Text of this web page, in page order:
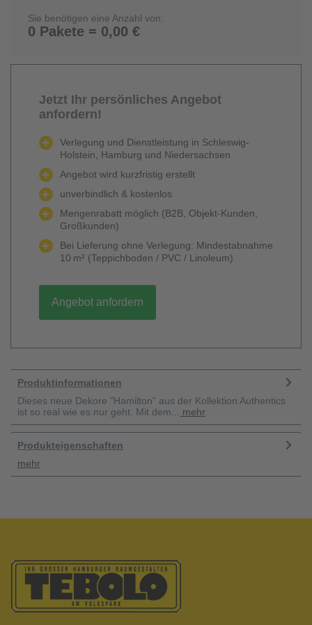
Sie benötigen eine Anzahl von:
0 Pakete = 0,00 €
Jetzt Ihr persönliches Angebot
anfordern!
Verlegung und Dienstleistung in Schleswig-
Holstein, Hamburg und Niedersachsen
Angebot wird kurzfristig erstellt
unverbindlich & kostenlos
Mengenrabatt möglich (B2B, Objekt-Kunden,
Großkunden)
Bei Lieferung ohne Verlegung: Mindestabnahme
10 m² (Teppichboden / PVC / Linoleum)
Angebot anfordern
Produktinformationen
Dieses neue Dekore "Hamilton" aus der Kollektion Authentics
ist so real wie es nur geht. Mit dem...
mehr
Produkteigenschaften
mehr